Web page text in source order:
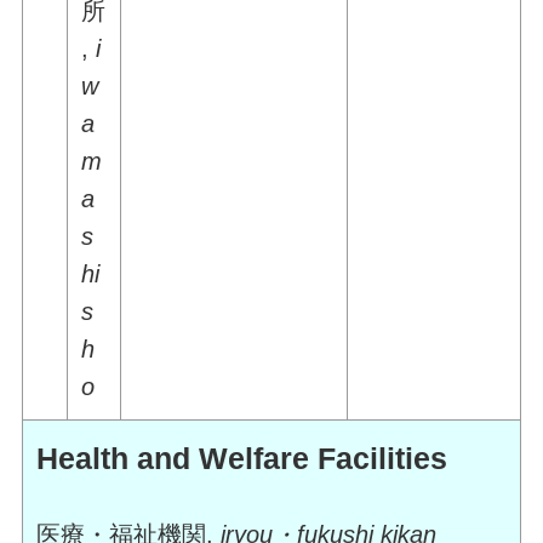
所
,i
w
a
m
a
s
hi
s
h
o
Health and Welfare Facilities
医療・福祉機関,iryou・fukushi kikan